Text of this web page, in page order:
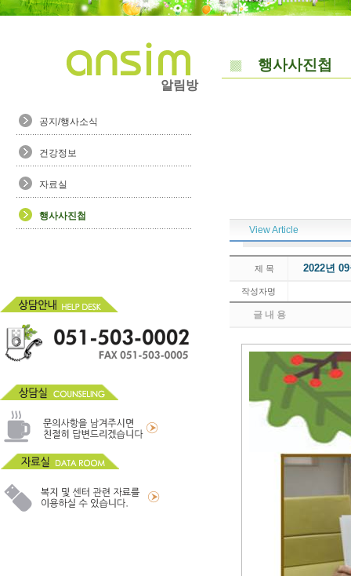
알림방
공지/행사소식
건강정보
자료실
행사사진첩
행사사진첩
View Article
제 목 2022년
작성자명
글 내 용